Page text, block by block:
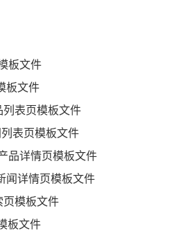
板文件
板文件
列表页模板文件
表页模板文件
品详情页模板文件
闻详情页模板文件
页模板文件
板文件